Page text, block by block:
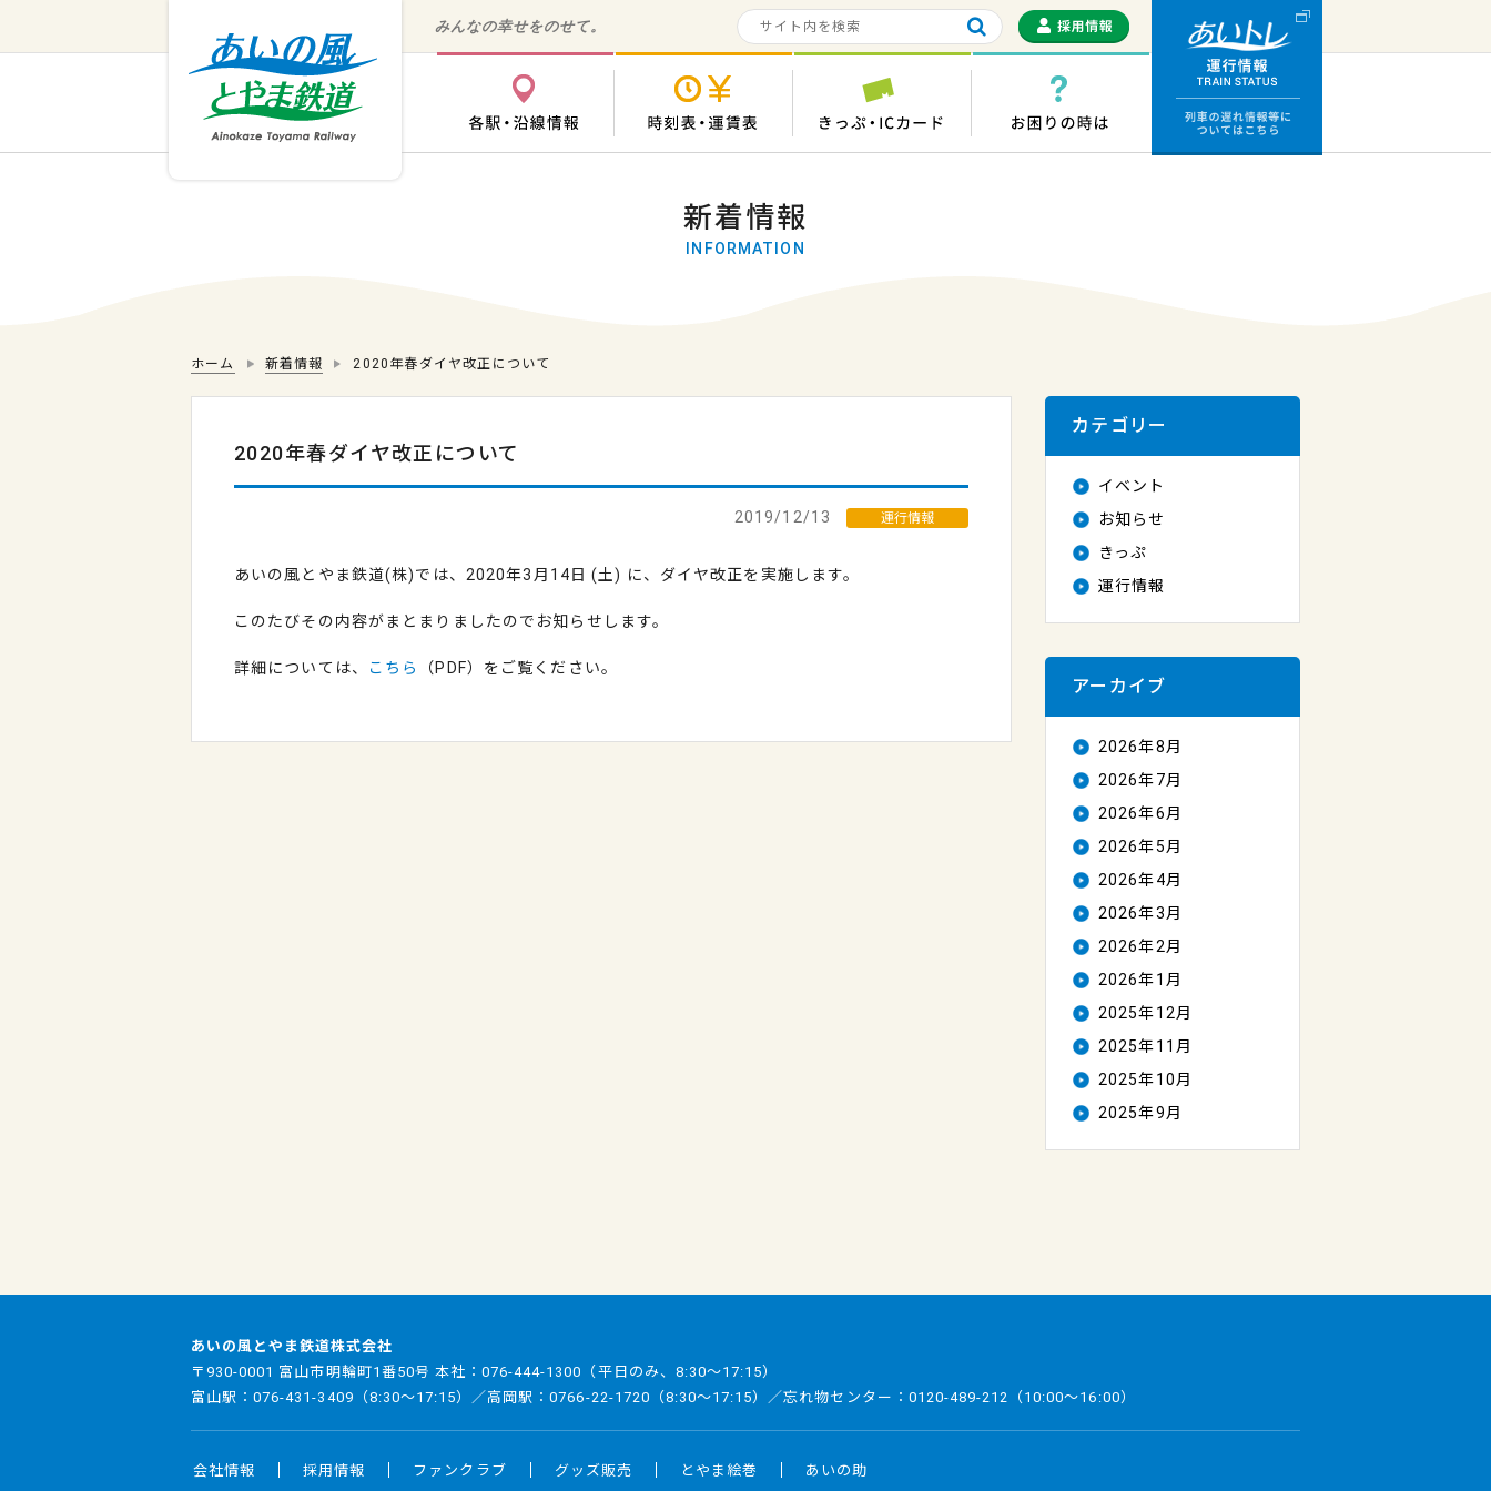
みんなの幸せをのせて。
各駅・沿線情報 時刻表・運賃表 きっぷ・ICカード お困りの時は
新着情報
INFORMATION
ホーム 新着情報 2020年春ダイヤ改正について
2020年春ダイヤ改正について
2019/12/13 運行情報
あいの風とやま鉄道(株)では、2020年3月14日 (土) に、ダイヤ改正を実施します。
このたびその内容がまとまりましたのでお知らせします。
詳細については、 こちら （PDF）をご覧ください。
カテゴリー
イベント
お知らせ
きっぷ
運行情報
アーカイブ
2026年8月
2026年7月
2026年6月
2026年5月
2026年4月
2026年3月
2026年2月
2026年1月
2025年12月
2025年11月
2025年10月
2025年9月
あいの風とやま鉄道株式会社
〒930-0001 富山市明輪町1番50号 本社： 076-444-1300 （平日のみ、8:30～17:15）
富山駅：076-431-3409 （8:30～17:15）／高岡駅：0766-22-1720 （8:30～17:15）／忘れ物センター： 0120-489-212 （10:00～16:00）
会社情報 採用情報 ファンクラブ グッズ販売 とやま絵巻 あいの助